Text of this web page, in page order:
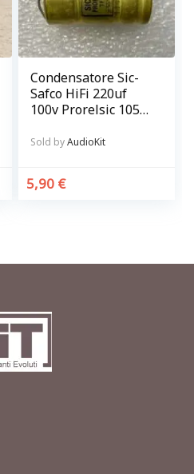
Condensatore Sic-
Safco HiFi 220uf
100v Prorelsic 105 –
Sold byAudioKit
5,90 €